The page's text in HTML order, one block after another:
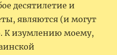
десятилетие и
являются (и могут
К изумлению моему,